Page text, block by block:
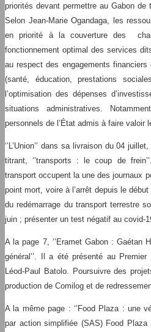
priorités devant permettre au Gabon
Selon Jean-Marie Ogandaga, les
en priorité à la couverture des
fonctionnement optimal des services
au respect des engagements
(santé, éducation, prestations
l’optimisation des dépenses
situations administratives.
personnels de l’État admis à faire valoir
‘’L’Union’’ dans sa livraison du 04
titrant, ‘’transports : le coup de
transport occupent la une des journaux
point mort, voire à l’arrêt depuis le
du redémarrage du transport terrestre
juin ; présenter un test négatif au covid-
A la page 7, ‘’Eramet Gabon : Gaétan
général’’. Il a été présenté au
Léod-Paul Batolo. Poursuivre des
production de Comilog et de
A la même page : ‘’Food Plaza : une
par action simplifiée (SAS) Food